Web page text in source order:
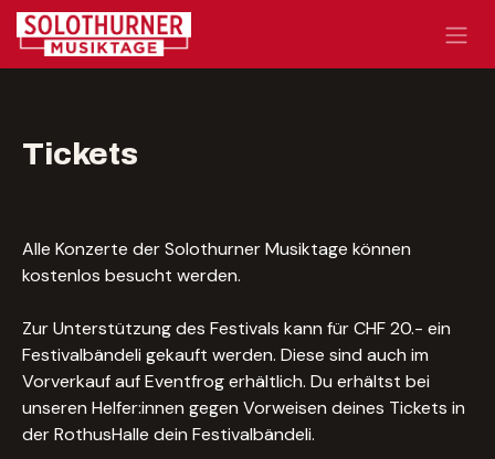
Zum Inhalt springen
Tickets
Alle Konzerte der Solothurner Musiktage können
kostenlos besucht werden.
Zur Unterstützung des Festivals kann für CHF 20.- ein
Festivalbändeli gekauft werden. Diese sind auch im
Vorverkauf auf Eventfrog erhältlich. Du erhältst bei
unseren Helfer:innen gegen Vorweisen deines Tickets in
der RothusHalle dein Festivalbändeli.